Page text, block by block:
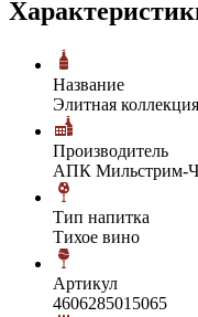
Название
Элитная коллекция
Производитель
АПК Мильстрим-
Тип напитка
Тихое вино
Артикул
4606285015065